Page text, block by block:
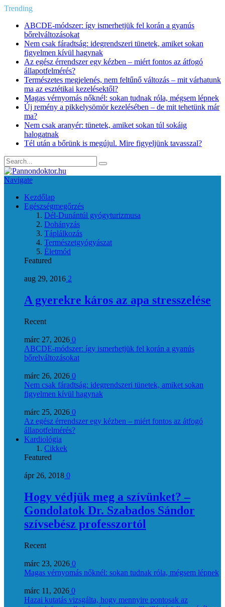
Trending
ABCDE‑módszer: így ismerhetjük fel korán a gyanús
bőrelváltozásokat
Nem csak fáradtság: idegrendszeri tünetek, amiket sokan
figyelmen kívül hagynak
Az egész érrendszer egy kézben – miért fontos az átfogó
állapotfelmérés?
Természetes megjelenés, nem feltűnő változás – mit várhatunk
ma az esztétikai kezelésektől?
Magas vérnyomás nőknél: sokan tudnak róla, mégsem lépnek
Új remény a pikkelysömör kezelésében – de mit tehetünk már
ma?
Nem csak aranyér: tünetek, amiket sokan túl sokáig
halogatnak
Tél után a bőrünk is megújul. Mire figyeljünk tavasszal?
Navigate
Kezdőlap
Egészségmegőrzés
Dél-Dunántúl gyógyturizmusa
Dohányzás
Táplálkozás
Természetgyógyászat
Életmód
Featured
aug 29, 2016 2
A gyerekre káros az apa stresszelése
Recent
márc 27, 2026 0
ABCDE‑módszer: így ismerhetjük fel korán a gyanús
bőrelváltozásokat
márc 26, 2026 0
Nem csak fáradtság: idegrendszeri tünetek, amiket sokan
figyelmen kívül hagynak
márc 25, 2026 0
Az egész érrendszer egy kézben – miért fontos az átfogó
állapotfelmérés?
Kardiológia
Cikkek
Featured
ápr 26, 2018 0
Hogy védjük meg a szívünket? –
Gondolatok Dr. Szabados Sándor
szívsebész professzortól
Recent
márc 23, 2026 0
Magas vérnyomás nőknél: sokan tudnak róla, mégsem lépnek
márc 11, 2026 0
Hazai kutatás vizsgálta, hogy mennyire pontosak az